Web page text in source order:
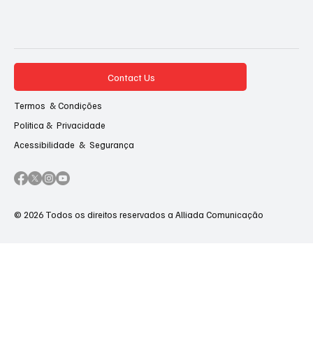
Contact Us
Termos & Condições
Politica & Privacidade
Acessibilidade & Segurança
© 2026 Todos os direitos reservados a Alliada Comunicação